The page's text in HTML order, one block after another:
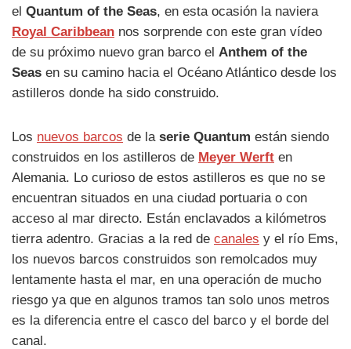
el Quantum of the Seas, en esta ocasión la naviera
Royal Caribbean nos sorprende con este gran vídeo
de su próximo nuevo gran barco el Anthem of the
Seas en su camino hacia el Océano Atlántico desde los
astilleros donde ha sido construido.
Los nuevos barcos de la serie Quantum están siendo
construidos en los astilleros de Meyer Werft en
Alemania. Lo curioso de estos astilleros es que no se
encuentran situados en una ciudad portuaria o con
acceso al mar directo. Están enclavados a kilómetros
tierra adentro. Gracias a la red de canales y el río Ems,
los nuevos barcos construidos son remolcados muy
lentamente hasta el mar, en una operación de mucho
riesgo ya que en algunos tramos tan solo unos metros
es la diferencia entre el casco del barco y el borde del
canal.